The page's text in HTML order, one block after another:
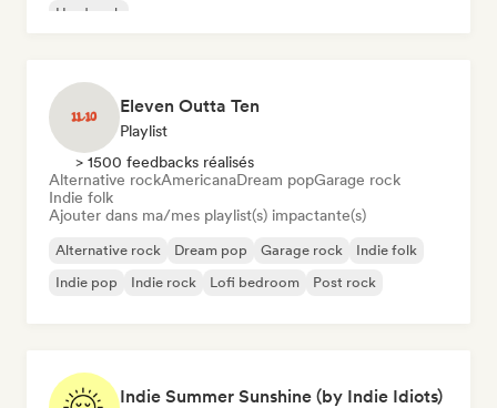
Hard rock
Eleven Outta Ten
Playlist
> 1500 feedbacks réalisés
Alternative rockAmericanaDream popGarage rock
Indie folk
Ajouter dans ma/mes playlist(s) impactante(s)
Alternative rock Dream pop Garage rock
Indie folk
Indie pop
Indie rock Lofi bedroom Post rock
Indie Summer Sunshine (by Indie Idiots)